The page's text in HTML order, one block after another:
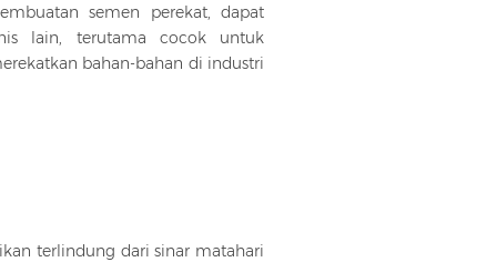
semen perekat, dapat
lain, terutama cocok untuk
bahan-bahan di industri
terlindung dari sinar matahari